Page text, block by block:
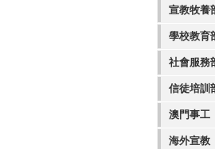
宣教牧養
學校教育
社會服務
信徒培訓
澳門事工
海外宣教